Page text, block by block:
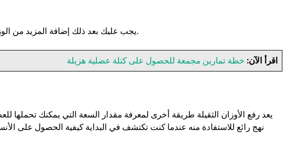
يجب عليك بعد ذلك إضافة المزيد من الوزن كلما بدأت تشعر بالراحة مع الوزن الحالي.
اقرأ الآن: خطة تمارين مجمعة للحصول على كتلة عضلية هزيلة
يعد رفع الأوزان الثقيلة طريقة أخرى لمعرفة مقدار السعة التي يمكنك تحملها
نهج رائع للاستفادة منه عندما كنت تكتشف في البداية كيفية الحصول على